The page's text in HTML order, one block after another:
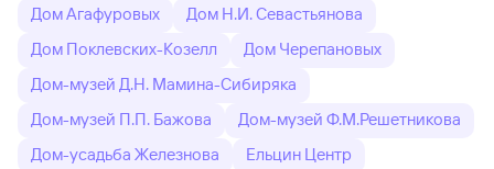
Дом Агафуровых
Дом Н.И. Севастьянова
Дом Поклевских-Козелл
Дом Черепановых
Дом-музей Д.Н. Мамина-Сибиряка
Дом-музей П.П. Бажова
Дом-музей Ф.М.Решетникова
Дом-усадьба Железнова
Ельцин Центр